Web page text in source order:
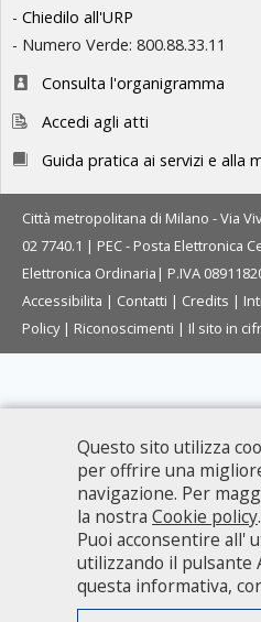
- Chiedilo all'URP
- Numero Verde: 800.88.33.11
Consulta l'organigramma
Accedi agli atti
Guida pratica ai servizi e alla
Città metropolitana di Milano - Via
02 7740.1 | PEC - Posta Elettronica
Elettronica Ordinaria | P.IVA
Accessibilita | Contatti | Credits |
Policy| Riconoscimenti | Il sito in
Questo sito utilizza
per offrire una
navigazione. Per
la nostra Cookie policy.
Puoi acconsentire all'
utilizzando il pulsante
questa informativa,